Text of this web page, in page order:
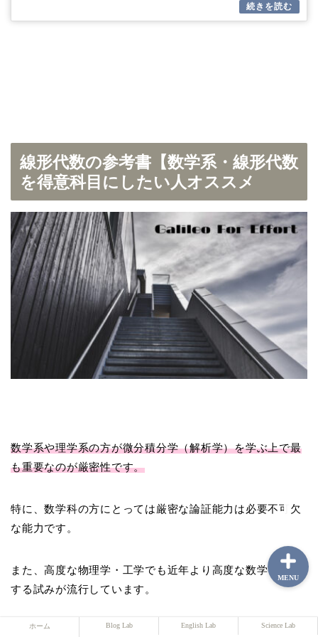
線形代数の参考書【数学系・線形代数
を得意科目にしたい人オススメ
数学系や理学系の方が微分積分学（解析学）を学ぶ上で最
も重要なのが厳密性です。
特に、数学科の方にとっては厳密な論証能力は必要不可欠
な能力です。
また、高度な物理学・工学でも近年より高度な数学を応用
する試みが流行しています。
その準備としても厳密さを重要視した微分積分学を学ぶこ
ホーム Blog Lab English Lab Science Lab
MENU
ホーム
English Lab